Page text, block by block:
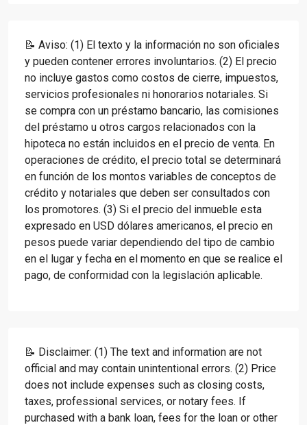
📝 Aviso: (1) El texto y la información no son oficiales
y pueden contener errores involuntarios. (2) El precio
no incluye gastos como costos de cierre, impuestos,
servicios profesionales ni honorarios notariales. Si
se compra con un préstamo bancario, las comisiones
del préstamo u otros cargos relacionados con la
hipoteca no están incluidos en el precio de venta. En
operaciones de crédito, el precio total se determinará
en función de los montos variables de conceptos de
crédito y notariales que deben ser consultados con
los promotores. (3) Si el precio del inmueble esta
expresado en USD dólares americanos, el precio en
pesos puede variar dependiendo del tipo de cambio
en el lugar y fecha en el momento en que se realice el
pago, de conformidad con la legislación aplicable.
📝 Disclaimer: (1) The text and information are not
official and may contain unintentional errors. (2) Price
does not include expenses such as closing costs,
taxes, professional services, or notary fees. If
purchased with a bank loan, fees for the loan or other